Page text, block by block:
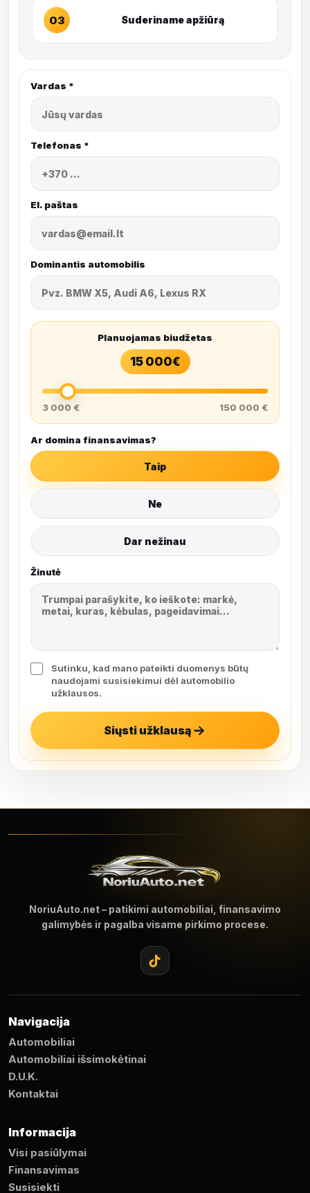
03 Suderiname apžiūrą
Vardas *
Telefonas *
El. paštas
Dominantis automobilis
Planuojamas biudžetas
15 000€
3 000 € 150 000 €
Ar domina finansavimas?
Taip
Ne
Dar nežinau
Žinutė
Sutinku, kad mano pateikti duomenys būtų
naudojami susisiekimui dėl automobilio
užklausos.
Siųsti užklausą
NoriuAuto.net – patikimi automobiliai, finansavimo
galimybės ir pagalba visame pirkimo procese.
Navigacija
Automobiliai
Automobiliai išsimokėtinai
D.U.K.
Kontaktai
Informacija
Visi pasiūlymai
Finansavimas
Susisiekti